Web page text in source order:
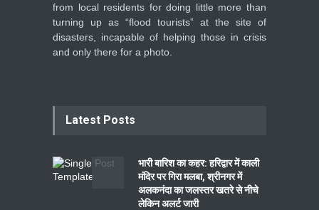
from local residents for doing little more than
turning up as “flood tourists” at the site of
disasters, incapable of helping those in crisis
and only there for a photo.
Latest Posts
भारी बारिश का कहर: हरिद्वार में काली
मंदिर पर गिरा मलबा, श्रीनगर में
अलकनंदा का जलस्तर खतरे से नीचे
लेकिन अलर्ट जारी